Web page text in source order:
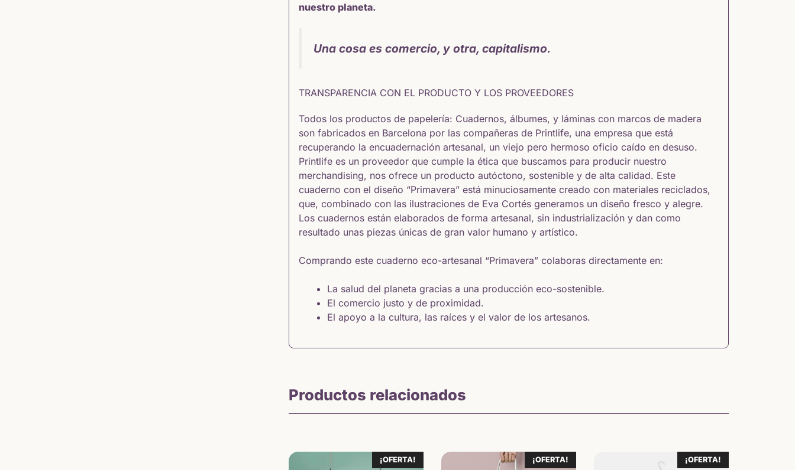
nuestro planeta.
Una cosa es comercio, y otra, capitalismo.
TRANSPARENCIA CON EL PRODUCTO Y LOS PROVEEDORES
Todos los productos de papelería: Cuadernos, álbumes, y láminas con marcos de madera
son fabricados en Barcelona por las compañeras de Printlife, una empresa que está
recuperando la encuadernación artesanal, un viejo pero hermoso oficio caído en desuso.
Printlife es un proveedor que cumple la ética que buscamos para producir nuestro
merchandising, nos ofrece un producto autóctono, sostenible y de alta calidad. Este
cuaderno con el diseño “Primavera” está minuciosamente creado con materiales reciclados,
que, combinado con las ilustraciones de Eva Cortés generamos un diseño fresco y alegre.
Los cuadernos están elaborados de forma artesanal, sin industrialización y dan como
resultado unas piezas únicas de gran valor humano y artístico.
Comprando este cuaderno eco-artesanal “Primavera” colaboras directamente en:
La salud del planeta gracias a una producción eco-sostenible.
El comercio justo y de proximidad.
El apoyo a la cultura, las raíces y el valor de los artesanos.
Productos relacionados
¡OFERTA! ¡OFERTA! ¡OFERTA!